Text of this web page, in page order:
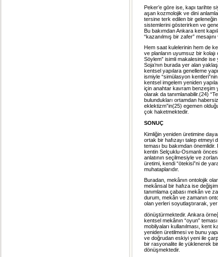
Peker’e göre ise, kapı tarihte
aşan kozmolojik ve dini
tersine terk edilen bir geleneğin
sistemlerini gösterirken ve
Bu bakımdan Ankara kent
“kazanılmış bir zafer”
Hem saat kulelerinin hem de
ve planların uyumsuz bir kolajı
Söylem” isimli makalesinde
Soja’nın burada yer alan
kentsel yapılara genelleme
ismiyle “simülasyon
kentsel imgelem yeniden
için anahtar kavram benzeşim
olarak da tanımlanabilir.(24)
bulundukları ortamdan
eklektizm”in(25) egemen
çok haketmektedir.
SONUÇ
Kimliğin yeniden üretimine
ortak bir hafızayı talep etmeyi
teması bu bakımdan
kentin Selçuklu-Osmanlı
anlatının seçilmesiyle ve
üretimi, kendi “ötekisi”ni de
muhataplarıdır.
Buradan, mekânın ontolojik
mekânsal bir hafıza ise
tanımlama çabası mekân ve
durum, mekân ve zamanın
olan yerleri soyutlaştırarak,
dönüştürmektedir. Ankara
kentsel mekânın “oyun”
mobilyaları kullanılması, kent
yeniden üretilmesi ve bunu
ve doğrudan eskiyi yeni ile
bir rasyonalite ile yüklenerek
dönüşmektedir.